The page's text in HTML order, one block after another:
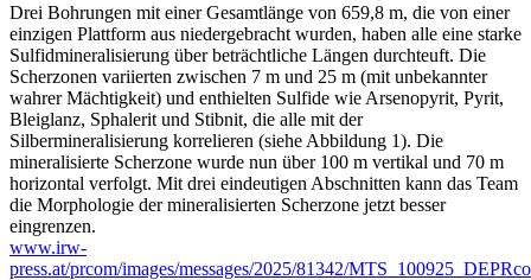
Drei Bohrungen mit einer Gesamtlänge von 659,8 m, die von einer
einzigen Plattform aus niedergebracht wurden, haben alle eine starke
Sulfidmineralisierung über beträchtliche Längen durchteuft. Die
Scherzonen variierten zwischen 7 m und 25 m (mit unbekannter
wahrer Mächtigkeit) und enthielten Sulfide wie Arsenopyrit, Pyrit,
Bleiglanz, Sphalerit und Stibnit, die alle mit der
Silbermineralisierung korrelieren (siehe Abbildung 1). Die
mineralisierte Scherzone wurde nun über 100 m vertikal und 70 m
horizontal verfolgt. Mit drei eindeutigen Abschnitten kann das Team
die Morphologie der mineralisierten Scherzone jetzt besser
eingrenzen.
www.irw-
press.at/prcom/images/messages/2025/81342/